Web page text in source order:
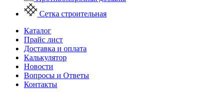
Сетка строительная
Каталог
Прайс лист
Доставка и оплата
Калькулятор
Новости
Вопросы и Ответы
Контакты